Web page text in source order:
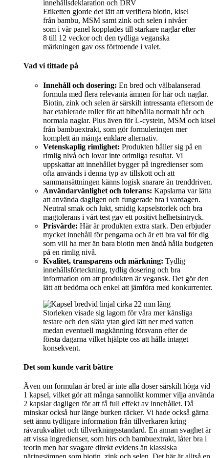
Etiketten gjorde det lätt att verifiera biotin, kisel
från bambu, MSM samt zink och selen i nivåer
som i vår panel kopplades till starkare naglar efter
8 till 12 veckor och den tydliga veganska
märkningen gav oss förtroende i valet.
Vad vi tittade på
Innehåll och dosering: En bred och välbalanserad
formula med flera relevanta ämnen för hår och naglar.
Biotin, zink och selen är särskilt intressanta eftersom de
har etablerade roller för att bibehålla normalt hår och
normala naglar. Plus även för L-cystein, MSM och kisel
från bambuextrakt, som gör formuleringen mer
komplett än många enklare alternativ.
Vetenskaplig rimlighet: Produkten håller sig på en
rimlig nivå och lovar inte orimliga resultat. Vi
uppskattar att innehållet bygger på ingredienser som
ofta används i denna typ av tillskott och att
sammansättningen känns logisk snarare än trenddriven.
Användarvänlighet och tolerans: Kapslarna var lätta
att använda dagligen och fungerade bra i vardagen.
Neutral smak och lukt, smidig kapselstorlek och bra
magtolerans i vårt test gav ett positivt helhetsintryck.
Prisvärde: Här är produkten extra stark. Den erbjuder
mycket innehåll för pengarna och är ett bra val för dig
som vill ha mer än bara biotin men ändå hålla budgeten
på en rimlig nivå.
Kvalitet, transparens och märkning: Tydlig
innehållsförteckning, tydlig dosering och bra
information om att produkten är vegansk. Det gör den
lätt att bedöma och enkel att jämföra med konkurrenter.
Storleken visade sig lagom för våra mer känsliga
testare och den släta ytan gled lätt ner med vatten
medan eventuell magkänning försvann efter de
första dagarna vilket hjälpte oss att hålla intaget
konsekvent.
Det som kunde varit bättre
Även om formulan är bred är inte alla doser särskilt höga vid
1 kapsel, vilket gör att många sannolikt kommer vilja använda
2 kapslar dagligen för att få full effekt av innehållet. Då
minskar också hur länge burken räcker. Vi hade också gärna
sett ännu tydligare information från tillverkaren kring
råvarukvalitet och tillverkningsstandard. En annan svaghet är
att vissa ingredienser, som hirs och bambuextrakt, låter bra i
teorin men har svagare direkt evidens än klassiska